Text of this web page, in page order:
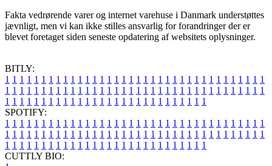
Fakta vedrørende varer og internet varehuse i Danmark understøttes
jævnligt, men vi kan ikke stilles ansvarlig for forandringer der er
blevet foretaget siden seneste opdatering af websitets oplysninger.
BITLY:
1 1 1 1 1 1 1 1 1 1 1 1 1 1 1 1 1 1 1 1 1 1 1 1 1 1 1 1 1 1 1 1 1 1 1 1
1 1 1 1 1 1 1 1 1 1 1 1 1 1 1 1 1 1 1 1 1 1 1 1 1 1 1 1 1 1 1 1 1 1 1 1
1 1 1 1 1 1 1 1 1 1 1 1 1 1 1 1 1 1 1 1 1 1 1 1 1 1 1 1
SPOTIFY:
1 1 1 1 1 1 1 1 1 1 1 1 1 1 1 1 1 1 1 1 1 1 1 1 1 1 1 1 1 1 1 1 1 1 1 1
1 1 1 1 1 1 1 1 1 1 1 1 1 1 1 1 1 1 1 1 1 1 1 1 1 1 1 1 1 1 1 1 1 1 1 1
1 1 1 1 1 1 1 1 1 1 1 1 1 1 1 1 1 1 1 1 1 1 1 1 1 1 1 1
CUTTLY BIO: